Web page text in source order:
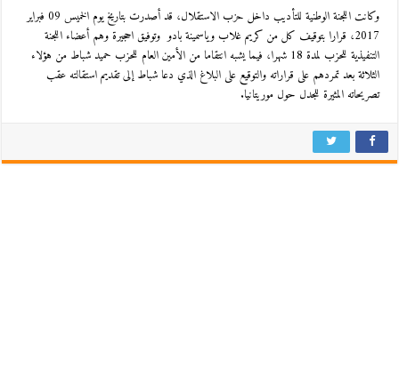
وكانت اللجنة الوطنية للتأديب داخل حزب الاستقلال، قد أصدرت بتاريخ يوم الخميس 09 فبراير
2017، قرارا بتوقيف كل من كريم غلاب وياسمينة بادو وتوفيق احجيرة وهم أعضاء اللجنة
التنفيذية للحزب لمدة 18 شهرا، فيما يشبه انتقاما من الأمين العام للحزب حميد شباط من هؤلاء
الثلاثة بعد تمردهم على قراراته والتوقيع على البلاغ الذي دعا شباط إلى تقديم استقالته عقب
تصريحاته المثيرة للجدل حول موريتانيا.